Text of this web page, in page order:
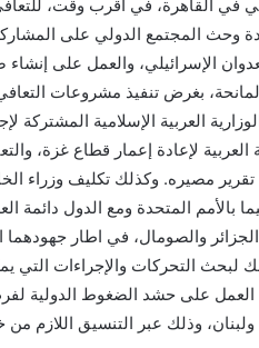
في القاهرة، في أقرب وقت،
وحث المجتمع الدولي على
الإسرائيلي، والعمل على
بغرض تنفيذ مشروعات التعافي
العربية الإسلامية المشتركة
لإعادة إعمار قطاع غزة،
مصيره. وكذلك تكليف وزراء
بالأمم المتحدة ومع الدول دائمة
والصومال، في اطار
لبحث التحركات والإجراءات التي
العمل على حشد الضغوط الدولية
ولبنان، وذلك عبر التنسيق اللازم